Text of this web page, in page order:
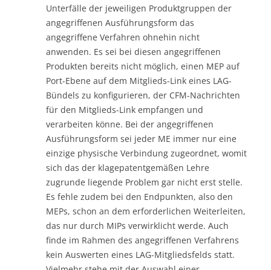
Unterfälle der jeweiligen Produktgruppen der
angegriffenen Ausführungsform das
angegriffene Verfahren ohnehin nicht
anwenden. Es sei bei diesen angegriffenen
Produkten bereits nicht möglich, einen MEP auf
Port-Ebene auf dem Mitglieds-Link eines LAG-
Bündels zu konfigurieren, der CFM-Nachrichten
für den Mitglieds-Link empfangen und
verarbeiten könne. Bei der angegriffenen
Ausführungsform sei jeder ME immer nur eine
einzige physische Verbindung zugeordnet, womit
sich das der klagepatentgemäßen Lehre
zugrunde liegende Problem gar nicht erst stelle.
Es fehle zudem bei den Endpunkten, also den
MEPs, schon an dem erforderlichen Weiterleiten,
das nur durch MIPs verwirklicht werde. Auch
finde im Rahmen des angegriffenen Verfahrens
kein Auswerten eines LAG-Mitgliedsfelds statt.